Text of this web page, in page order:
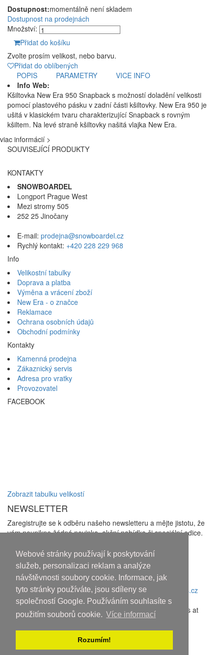
Webové stránky používají k poskytování
služeb, personalizaci reklam a analýze
návštěvnosti soubory cookie. Informace, jak
tyto stránky používáte, jsou sdíleny se
společností Google. Používáním souhlasíte s
použitím souborů cookie. Více informací
Rozumím!
Dostupnost:momentálně není skladem
Dostupnost na prodejnách
Množství:
Přidat do košíku
Zvolte prosím velikost, nebo barvu.
Přidat do oblíbených
POPIS
PARAMETRY
VICE INFO
Info Web:
Kšiltovka New Era 950 Snapback s možností doladění velikosti
pomocí plastového pásku v zadní části kšiltovky. New Era 950 je
ušitá v klasickém tvaru charakterizující Snapback s rovným
kšiltem. Na levé straně kšiltovky našitá vlajka New Era.
viac informácií >
SOUVISEJÍCÍ PRODUKTY
KONTAKTY
SNOWBOARDEL
Longport Prague West
Mezi stromy 505
252 25 Jinočany
E-mail: prodejna@snowboardel.cz
Rychlý kontakt: +420 228 229 968
Info
Velikostní tabulky
Doprava a platba
Výměna a vrácení zboží
New Era - o značce
Reklamace
Ochrana osobních údajů
Obchodní podmínky
Kontakty
Kamenná prodejna
Zákaznický servis
Adresa pro vratky
Provozovatel
FACEBOOK
Zobrazit tabulku velikostí
NEWSLETTER
Zaregistrujte se k odběru našeho newsletteru a mějte jistotu, že
vám neunikne žádná novinka, akční nabídka či speciální edice.
newsletterů a sezpracováním osobních údajů
Odhlásit odběr
Copyright © 2010-2018 An systems, s.r.o.
Nahoru
Discover the latest movies and high-quality streaming options at
sflix.com.